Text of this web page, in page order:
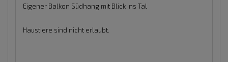
Eigener Balkon Südhang mit Blick ins Tal
Haustiere sind nicht erlaubt.